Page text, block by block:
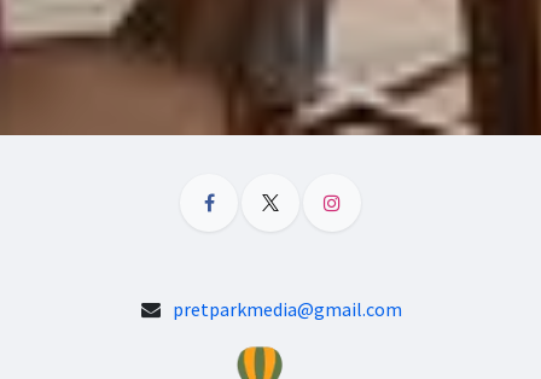
pretparkmedia@gmail.com